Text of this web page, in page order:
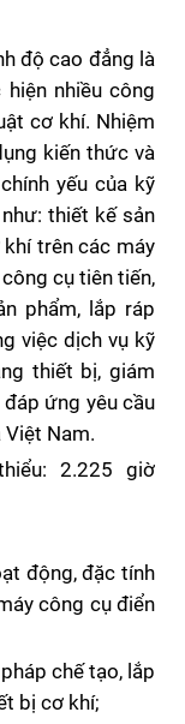
độ cao đẳng là
nhiều công
cơ khí. Nhiệm
kiến thức và
yếu của kỹ
thiết kế sản
trên các máy
cụ tiên tiến,
phẩm, lắp ráp
việc dịch vụ kỹ
thiết bị, giám
đáp ứng yêu cầu
Nam.
2.225 giờ
động, đặc tính
công cụ điển
chế tạo, lắp
bị cơ khí;